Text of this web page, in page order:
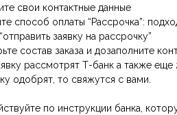
свои контактные данные
способ оплаты “Рассрочка”:
заявку на рассрочку”
состав заказа и дозаполните
рассмотрят Т-банк а также еще
одобрят, то свяжутся с вами.
по инструкции банка,